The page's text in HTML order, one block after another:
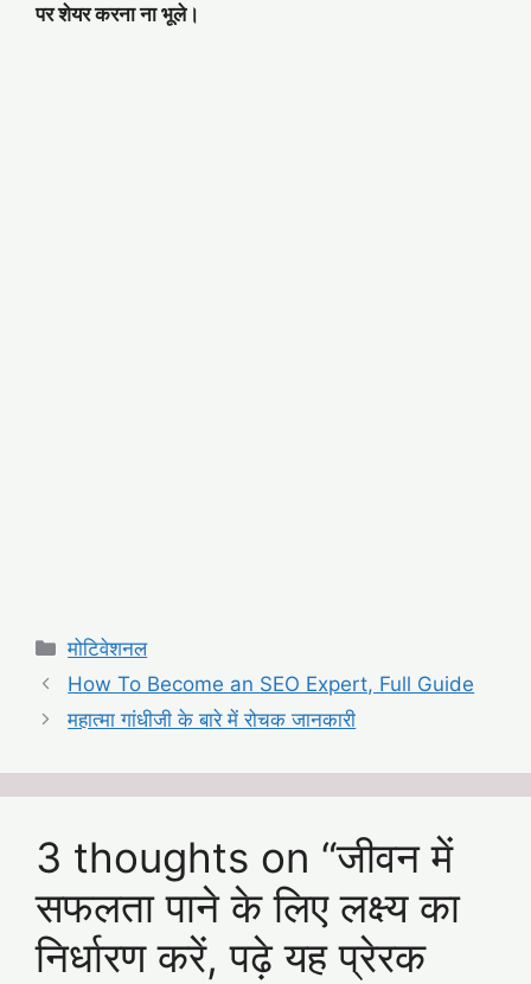
पर शेयर करना ना भूले।
Categories
मोटिवेशनल
How To Become an SEO Expert, Full Guide
महात्मा गांधीजी के बारे में रोचक जानकारी
3 thoughts on “जीवन में
सफलता पाने के लिए लक्ष्य का
निर्धारण करें, पढ़े यह प्रेरक